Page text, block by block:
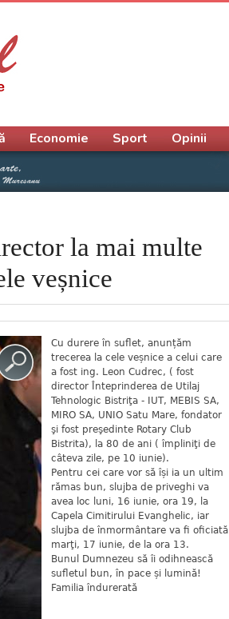
la mai multe
veșnice
Cu durere în suflet, anunțăm
trecerea la cele veșnice a celui care
a fost ing. Leon Cudrec, ( fost
director Înteprinderea de Utilaj
Tehnologic Bistriţa - IUT, MEBIS SA,
MIRO SA, UNIO Satu Mare, fondator
şi fost preşedinte Rotary Club
Bistrita), la 80 de ani ( împliniţi de
câteva zile, pe 10 iunie).
Pentru cei care vor să își ia un ultim
rămas bun, slujba de priveghi va
avea loc luni, 16 iunie, ora 19, la
Capela Cimitirului Evanghelic, iar
slujba de înmormântare va fi oficiată
marţi, 17 iunie, de la ora 13.
Bunul Dumnezeu să îi odihnească
sufletul bun, în pace și lumină!
Familia îndurerată
Economie Sport Opinii